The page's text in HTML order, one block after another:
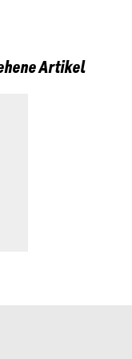
23)
25)
125) EURO 4/5
22)
25)
25)
Artikel